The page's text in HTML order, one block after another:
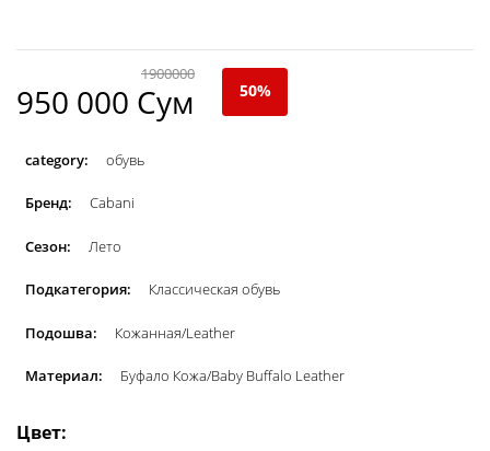
1900000
950 000 Сум 50%
category: обувь
Бренд: Cabani
Сезон: Лето
Подкатегория: Классическая обувь
Подошва: Кожанная/Leather
Материал: Буфало Кожа/Baby Buffalo Leather
Цвет: